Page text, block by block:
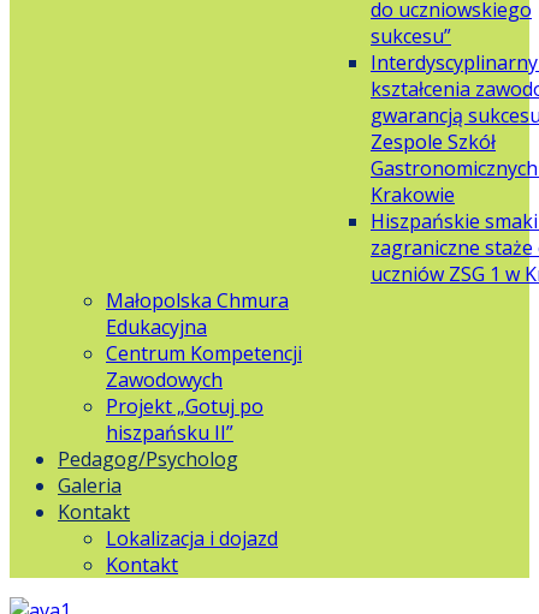
do uczniowskiego
sukcesu”
kształcenia
gwarancją
Zespole Szkół
Krakowie
Hiszpańskie
zagraniczne staże
uczniów ZSG 1 w
Małopolska Chmura
Edukacyjna
Centrum Kompetencji
Zawodowych
Projekt „Gotuj po
hiszpańsku II”
Pedagog/Psycholog
Galeria
Kontakt
Lokalizacja i dojazd
Kontakt